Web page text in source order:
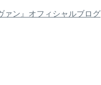
ァン』オフィシャルブログ